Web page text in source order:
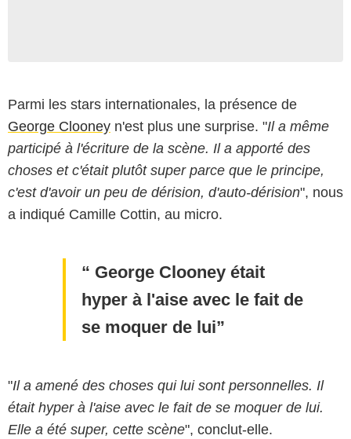
Parmi les stars internationales, la présence de
George Clooney n'est plus une surprise. "Il a même
participé à l'écriture de la scène. Il a apporté des
choses et c'était plutôt super parce que le principe,
c'est d'avoir un peu de dérision, d'auto-dérision", nous
a indiqué Camille Cottin, au micro.
George Clooney était
hyper à l'aise avec le fait de
se moquer de lui
"Il a amené des choses qui lui sont personnelles. Il
était hyper à l'aise avec le fait de se moquer de lui.
Elle a été super, cette scène", conclut-elle.